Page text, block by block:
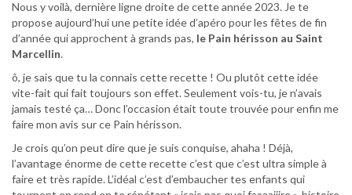
Nous y voilà, dernière ligne droite de cette année 2023. Je te
propose aujourd’hui une petite idée d’apéro pour les fêtes de fin
d’année qui approchent à grands pas, le Pain hérisson au Saint
Marcellin.
ô, je sais que tu la connais cette recette ! Ou plutôt cette idée
vite-fait qui fait toujours son effet. Seulement vois-tu, je n’avais
jamais testé ça… Donc l’occasion était toute trouvée pour enfin me
faire mon avis sur ce Pain hérisson.
Je crois qu’on peut dire que je suis conquise, ahaha ! Déjà,
l’avantage énorme de cette recette c’est que c’est ultra simple à
faire et très rapide. L’idéal c’est d’embaucher tes enfants qui